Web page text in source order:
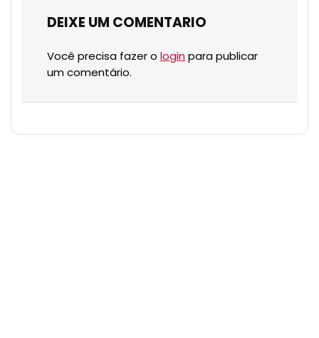
DEIXE UM COMENTARIO
Você precisa fazer o login para publicar
um comentário.